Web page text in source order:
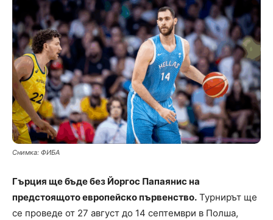
Снимка: ФИБА
Гърция ще бъде без Йоргос Папаянис на
предстоящото европейско първенство. Турнирът ще
се проведе от 27 август до 14 септември в Полша,